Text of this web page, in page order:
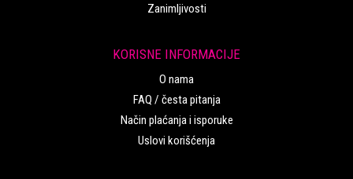
Zanimljivosti
KORISNE INFORMACIJE
O nama
FAQ / česta pitanja
Način plaćanja i isporuke
Uslovi korišćenja